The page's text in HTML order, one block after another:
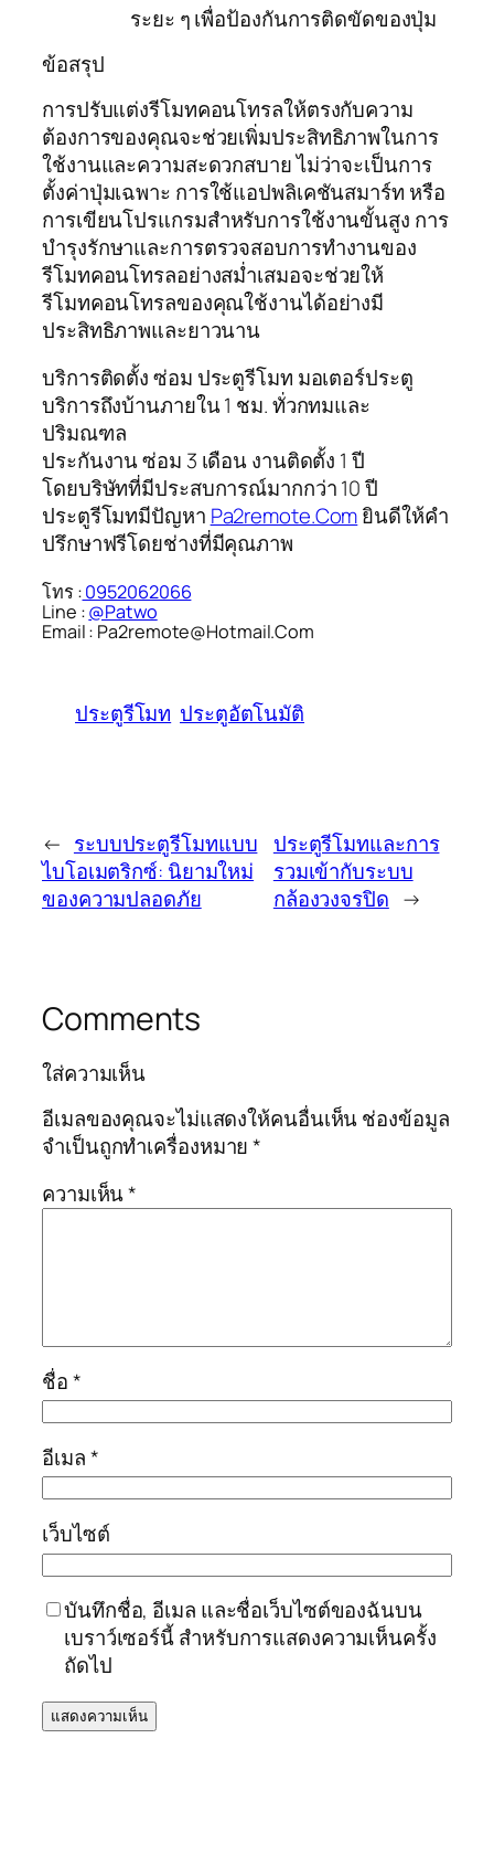
ระยะ ๆ เพื่อป้องกันการติดขัดของปุ่ม
ข้อสรุป
การปรับแต่งรีโมทคอนโทรลให้ตรงกับความ
ต้องการของคุณจะช่วยเพิ่มประสิทธิภาพในการ
ใช้งานและความสะดวกสบาย ไม่ว่าจะเป็นการ
ตั้งค่าปุ่มเฉพาะ การใช้แอปพลิเคชันสมาร์ท หรือ
การเขียนโปรแกรมสำหรับการใช้งานขั้นสูง การ
บำรุงรักษาและการตรวจสอบการทำงานของ
รีโมทคอนโทรลอย่างสม่ำเสมอจะช่วยให้
รีโมทคอนโทรลของคุณใช้งานได้อย่างมี
ประสิทธิภาพและยาวนาน
บริการติดตั้ง ซ่อม ประตูรีโมท มอเตอร์ประตู
บริการถึงบ้านภายใน 1 ชม. ทั่วกทมและ
ปริมณฑล
ประกันงาน ซ่อม 3 เดือน งานติดตั้ง 1 ปี
โดยบริษัทที่มีประสบการณ์มากกว่า 10 ปี
ประตูรีโมทมีปัญหา Pa2remote.Comยินดีให้คำ
ปรึกษาฟรีโดยช่างที่มีคุณภาพ
โทร :0952062066
Line :@Patwo
Email : Pa2remote@Hotmail.Com
ประตูรีโมท ประตูอัตโนมัติ
← ระบบประตูรีโมทแบบ
ไบโอเมตริกซ์: นิยามใหม่
ของความปลอดภัย
ประตูรีโมทและการ
รวมเข้ากับระบบ
กล้องวงจรปิด →
Comments
ใส่ความเห็น
อีเมลของคุณจะไม่แสดงให้คนอื่นเห็นช่องข้อมูล
จำเป็นถูกทำเครื่องหมาย*
ความเห็น*
ชื่อ*
อีเมล*
เว็บไซต์
บันทึกชื่อ, อีเมล และชื่อเว็บไซต์ของฉันบน
เบราว์เซอร์นี้ สำหรับการแสดงความเห็นครั้ง
ถัดไป